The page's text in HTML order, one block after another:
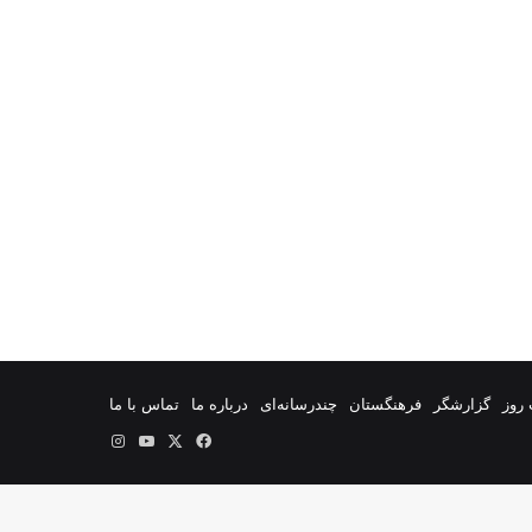
گزارشگر فرهنگستان چندرسانه‌ای درباره ما
تماس با ما
فیس
یوتیوب